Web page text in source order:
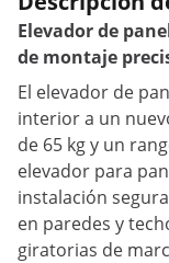
Elevador de
de montaje
El elevador de
interior a un
de 65 kg y un
elevador para
instalación
en paredes y
giratorias de